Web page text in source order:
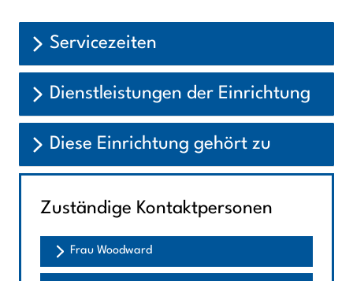
Servicezeiten
Dienstleistungen der Einrichtung
Diese Einrichtung gehört zu
Zuständige Kontaktpersonen
Frau Woodward